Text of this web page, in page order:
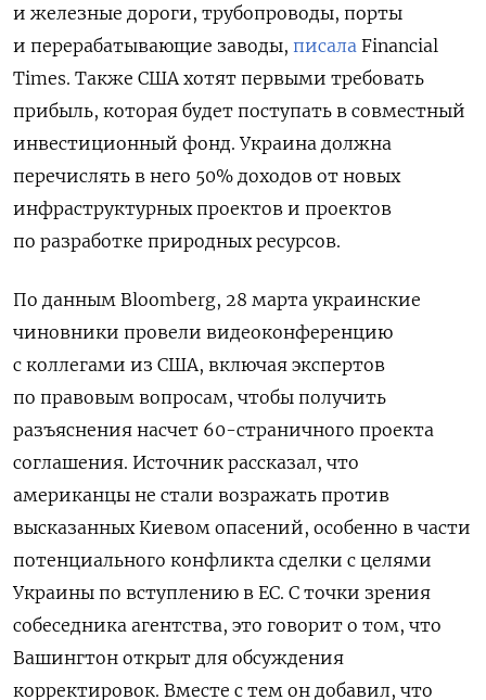
и железные дороги, трубопроводы, порты
и перерабатывающие заводы, писала Financial
Times. Также США хотят первыми требовать
прибыль, которая будет поступать в совместный
инвестиционный фонд. Украина должна
перечислять в него 50% доходов от новых
инфраструктурных проектов и проектов
по разработке природных ресурсов.
По данным Bloomberg, 28 марта украинские
чиновники провели видеоконференцию
с коллегами из США, включая экспертов
по правовым вопросам, чтобы получить
разъяснения насчет 60-страничного проекта
соглашения. Источник рассказал, что
американцы не стали возражать против
высказанных Киевом опасений, особенно в части
потенциального конфликта сделки с целями
Украины по вступлению в ЕС. С точки зрения
собеседника агентства, это говорит о том, что
Вашингтон открыт для обсуждения
корректировок. Вместе с тем он добавил, что